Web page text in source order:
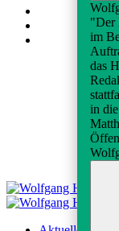
"Der
im
das
in